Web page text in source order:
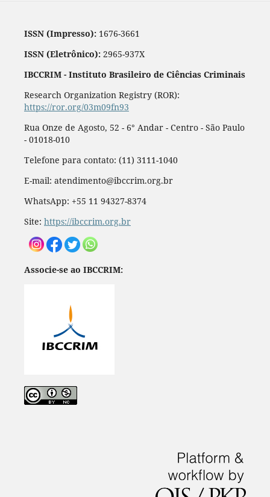
ISSN (Impresso):1676-3661
ISSN (Eletrônico):2965-937X
IBCCRIM - Instituto Brasileiro de Ciências Criminais
Research Organization Registry (ROR):
https://ror.org/03m09fn93
Rua Onze de Agosto, 52 - 6° Andar - Centro - São Paulo
- 01018-010
Telefone para contato: (11) 3111-1040
E-mail: atendimento@ibccrim.org.br
WhatsApp: +55 11 94327-8374
Site: https://ibccrim.org.br
Associe-se ao IBCCRIM: